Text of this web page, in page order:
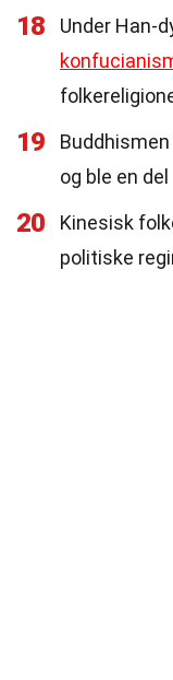
18
Under Han-
19
og ble en
20
Kinesisk
politiske